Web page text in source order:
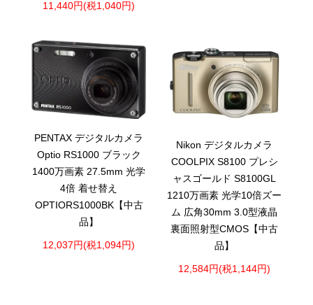
11,440円(税1,040円)
PENTAX デジタルカメラ
Optio RS1000 ブラック
1400万画素 27.5mm 光学
4倍 着せ替え
OPTIORS1000BK【中古
品】
12,037円(税1,094円)
Nikon デジタルカメラ
COOLPIX S8100 プレシ
ャスゴールド S8100GL
1210万画素 光学10倍ズー
ム 広角30mm 3.0型液晶
裏面照射型CMOS【中古
品】
12,584円(税1,144円)